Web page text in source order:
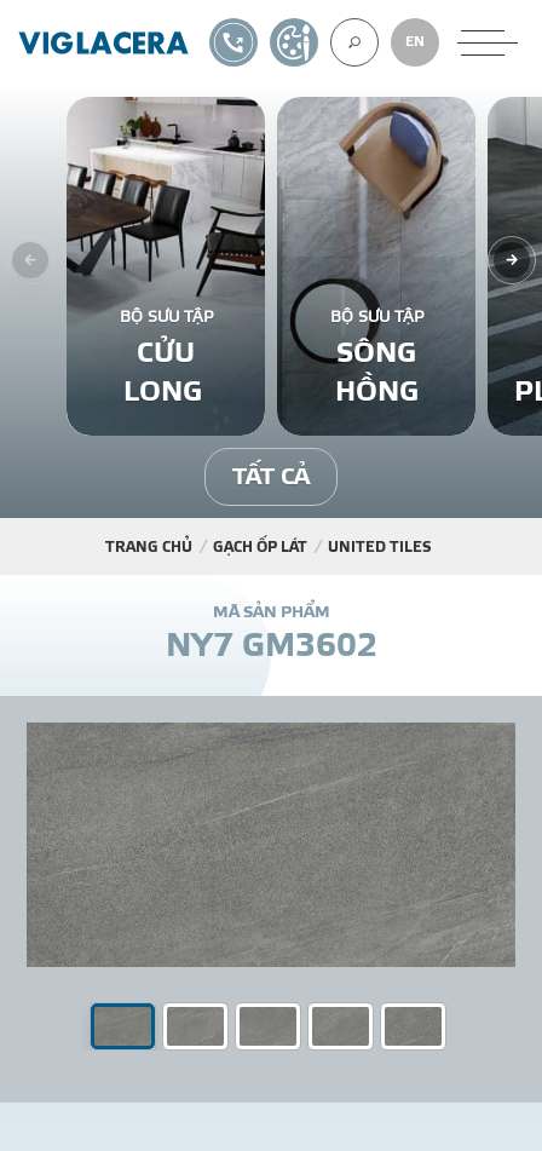
VỀ CHÚNG
GẠCH ỐP LÁT
BÊ TÔNG KHÍ
NGÓI LỢP
KÊNH PHÂN
THƯ
TIN SỰ KIỆN
TIN CHUYÊN MÔN
LIÊN HỆ - TƯ
EN
1900561582TỰ THIẾT KẾ
BỘ SƯU TẬP
CỬU
LONG
BỘ SƯU TẬP
SÔNG
HỒNG
TẤT CẢ
TRANG CHỦ GẠCH ỐP LÁT UNITED TILES
MÃ SẢN PHẨM
NY7 GM3602